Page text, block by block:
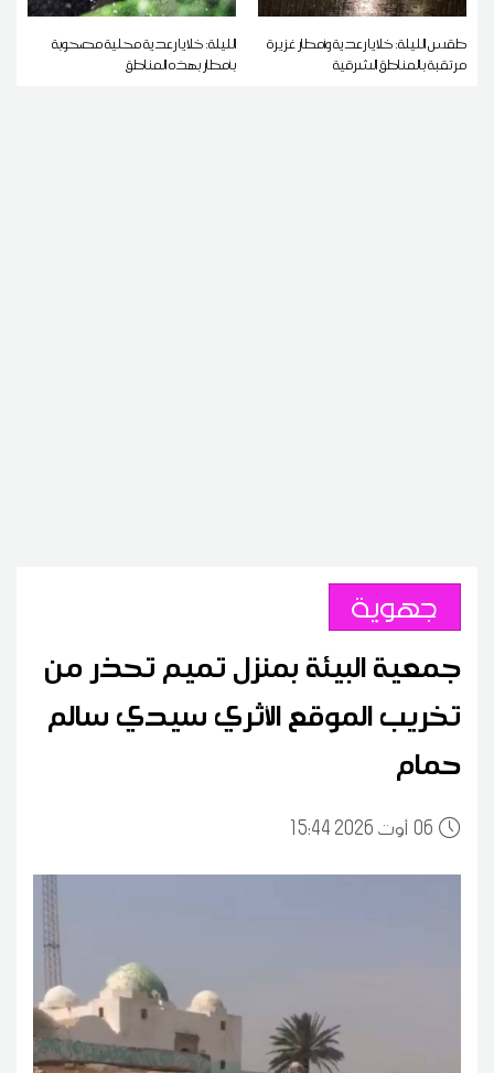
طقس الليلة: خلايا رعدية وأمطار غزيرة
مرتقبة بالمناطق الشرقية
الليلة: خلايا رعدية محلية مصحوبة
بأمطار بهذه المناطق
جهوية
جمعية البيئة بمنزل تميم تحذر من
تخريب الموقع الأثري سيدي سالم
حمام
0615:44 2026 أوت